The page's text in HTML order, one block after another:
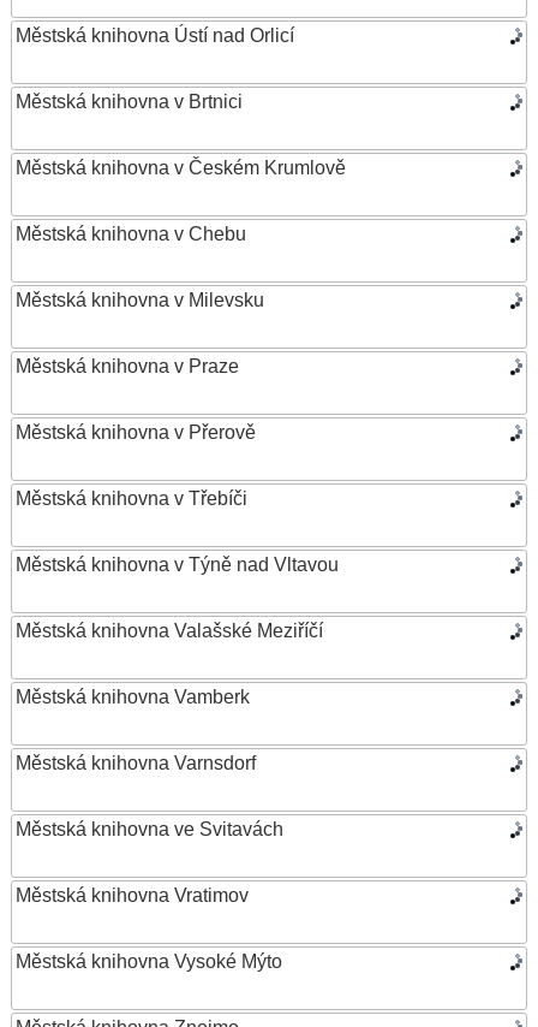
Městská knihovna Ústí nad Orlicí
Městská knihovna v Brtnici
Městská knihovna v Českém Krumlově
Městská knihovna v Chebu
Městská knihovna v Milevsku
Městská knihovna v Praze
Městská knihovna v Přerově
Městská knihovna v Třebíči
Městská knihovna v Týně nad Vltavou
Městská knihovna Valašské Meziříčí
Městská knihovna Vamberk
Městská knihovna Varnsdorf
Městská knihovna ve Svitavách
Městská knihovna Vratimov
Městská knihovna Vysoké Mýto